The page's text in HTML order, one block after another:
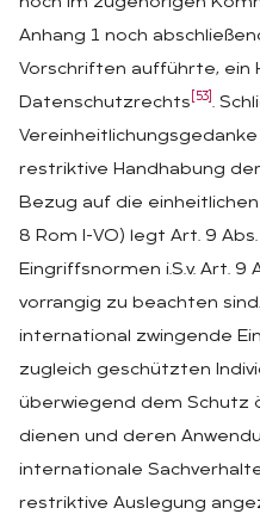
Anhang 1 noch
Vorschriften aufführte, ein
Datenschutzrechts [53] .
restriktive Handhabung
Bezug auf die
8 Rom I-VO) legt Art. 9
Eingriffsnormen i.S.v. Art. 9
vorrangig zu beachten
international zwingende
zugleich geschützten
überwiegend dem Schutz
dienen und deren
internationale
restriktive Auslegung